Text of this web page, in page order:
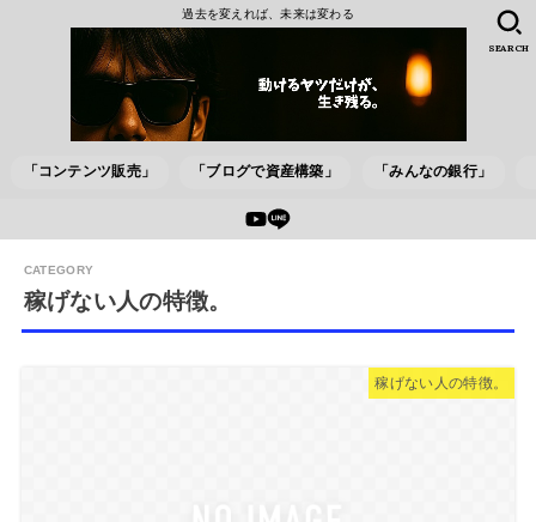
過去を変えれば、未来は変わる
「コンテンツ販売」 「ブログで資産構築」 「みんなの銀行」
SEARCH
稼げない人の特徴。
稼げない人の特徴。